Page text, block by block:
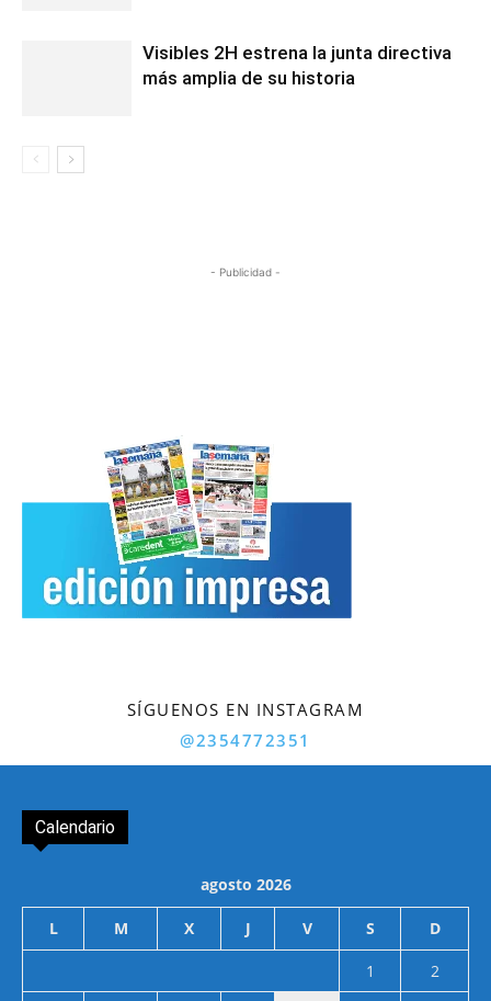
Visibles 2H estrena la junta directiva
más amplia de su historia
- Publicidad -
SÍGUENOS EN INSTAGRAM
@2354772351
Calendario
agosto 2026
L M X J V S D
1
2